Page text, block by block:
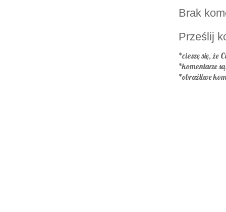
Brak
Prześlij
*cieszę się, że
*komentarze
*obraźliwe